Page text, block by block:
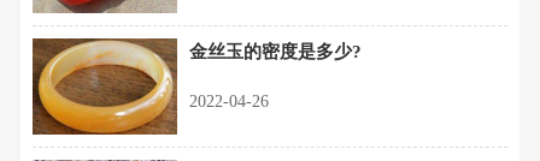
金丝玉的密度是多少?
2022-04-26